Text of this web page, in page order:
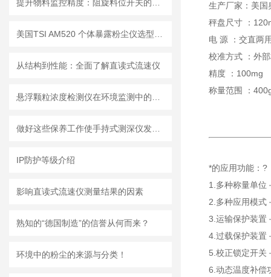
从结构到性能：全面了解直读式流速仪
IP防护等级介绍
影响直读式流速仪测量结果的因素
熟知的“德国制造”的信誉从何而来？
环境中的粉尘的来源与分类！
生产厂家：美国
秤盘尺寸 ：
电 源 ：交直两
校准方式 ：外
精度 ：100mg
称量范围 ：
*的应用功能：?
1.多种称量单位
2.多种应用模式
3.运输保护装置
4.过载保护装置
5.校正锁定开关
6.动态温度补偿